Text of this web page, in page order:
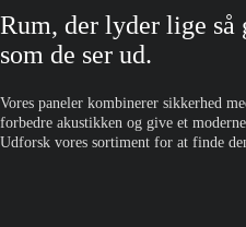
Rum, der lyder lige så
som de ser ud.
Vores paneler kombinerer sikkerhed
forbedre akustikken og give et
Udforsk vores sortiment for at finde